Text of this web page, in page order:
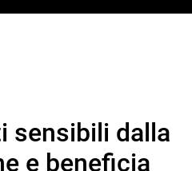
sensibili dalla
e beneficia